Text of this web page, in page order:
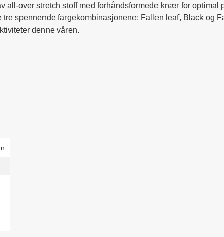
all-over stretch stoff med forhåndsformede knær for
spennende fargekombinasjonene: Fallen leaf, Black og
denne våren.